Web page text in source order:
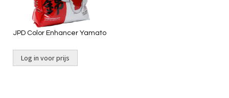
JPD Color Enhancer Yamato
Log in voor prijs